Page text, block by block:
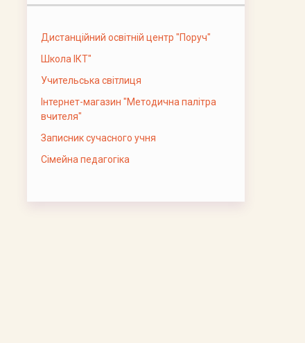
Дистанційний освітній центр "Поруч"
Школа ІКТ"
Учительська світлиця
Інтернет-магазин "Методична палітра
вчителя"
Записник сучасного учня
Сімейна педагогіка